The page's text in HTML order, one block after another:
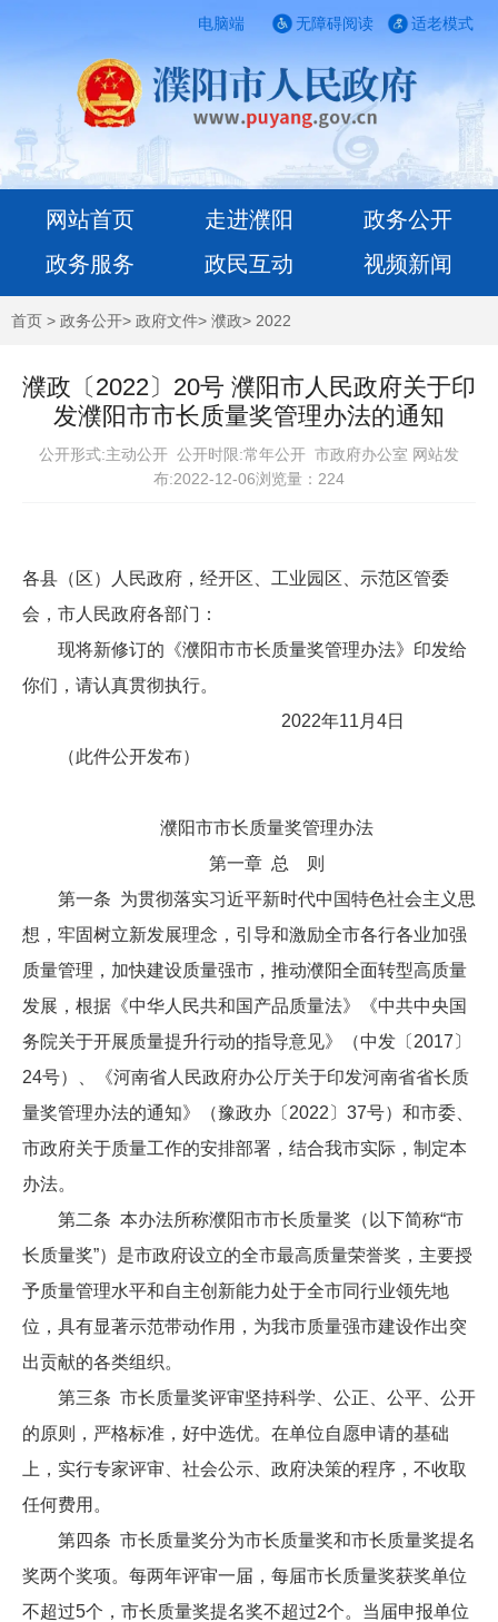
电脑端 适老模式
无障碍阅读
网站首页 走进濮阳
政务公开
政务服务
政民互动 视频新闻
首页 > 政务公开> 政府文件> 濮政> 2022
濮政〔2022〕20号 濮阳市人民政府关于印
发濮阳市市长质量奖管理办法的通知
公开形式:主动公开 公开时限:常年公开 市政府办公室 网站发
布:2022-12-06浏览量： 224
各县（区）人民政府，经开区、工业园区、示范区管委
会，市人民政府各部门：
现将新修订的《濮阳市市长质量奖管理办法》印发给
你们，请认真贯彻执行。
2022年11月4日
（此件公开发布）
濮阳市市长质量奖管理办法
第一章 总 则
第一条 为贯彻落实习近平新时代中国特色社会主义思
想，牢固树立新发展理念，引导和激励全市各行各业加强
质量管理，加快建设质量强市，推动濮阳全面转型高质量
发展，根据《中华人民共和国产品质量法》《中共中央国
务院关于开展质量提升行动的指导意见》（中发〔2017〕
24号）、《河南省人民政府办公厅关于印发河南省省长质
量奖管理办法的通知》（豫政办〔2022〕37号）和市委、
市政府关于质量工作的安排部署，结合我市实际，制定本
办法。
第二条 本办法所称濮阳市市长质量奖（以下简称“市
长质量奖”）是市政府设立的全市最高质量荣誉奖，主要授
予质量管理水平和自主创新能力处于全市同行业领先地
位，具有显著示范带动作用，为我市质量强市建设作出突
出贡献的各类组织。
第三条 市长质量奖评审坚持科学、公正、公平、公开
的原则，严格标准，好中选优。在单位自愿申请的基础
上，实行专家评审、社会公示、政府决策的程序，不收取
任何费用。
第四条 市长质量奖分为市长质量奖和市长质量奖提名
奖两个奖项。每两年评审一届，每届市长质量奖获奖单位
不超过5个，市长质量奖提名奖不超过2个。当届申报单位